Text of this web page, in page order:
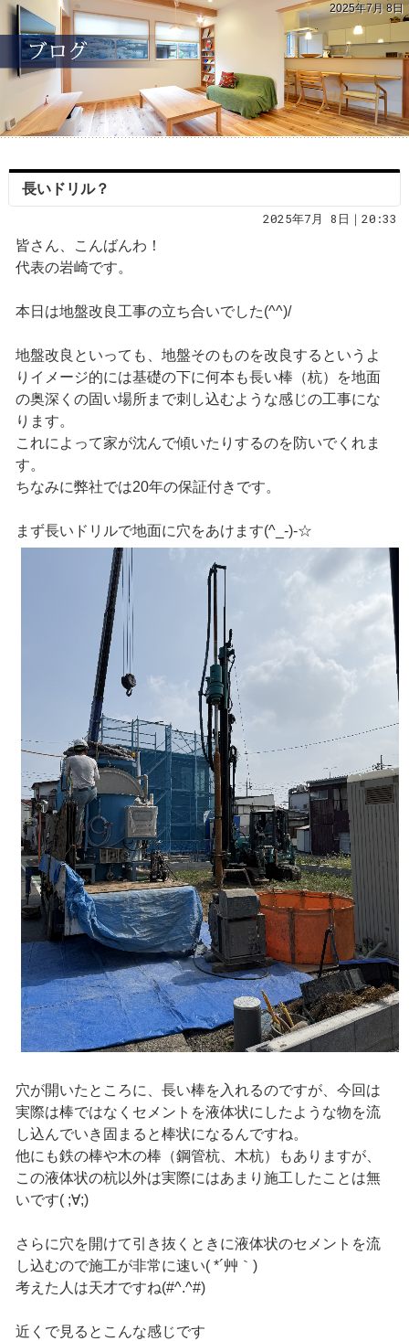
2025年7月 8日
長いドリル？
2025年7月 8日｜20:33
皆さん、こんばんわ！
代表の岩崎です。
本日は地盤改良工事の立ち合いでした(^^)/
地盤改良といっても、地盤そのものを改良するというよ
りイメージ的には基礎の下に何本も長い棒（杭）を地面
の奥深くの固い場所まで刺し込むような感じの工事にな
ります。
これによって家が沈んで傾いたりするのを防いでくれま
す。
ちなみに弊社では20年の保証付きです。
まず長いドリルで地面に穴をあけます(^_-)-☆
穴が開いたところに、長い棒を入れるのですが、今回は
実際は棒ではなくセメントを液体状にしたような物を流
し込んでいき固まると棒状になるんですね。
他にも鉄の棒や木の棒（鋼管杭、木杭）もありますが、
この液体状の杭以外は実際にはあまり施工したことは無
いです( ;∀;)
さらに穴を開けて引き抜くときに液体状のセメントを流
し込むので施工が非常に速い( *´艸｀)
考えた人は天才ですね(#^.^#)
近くで見るとこんな感じです